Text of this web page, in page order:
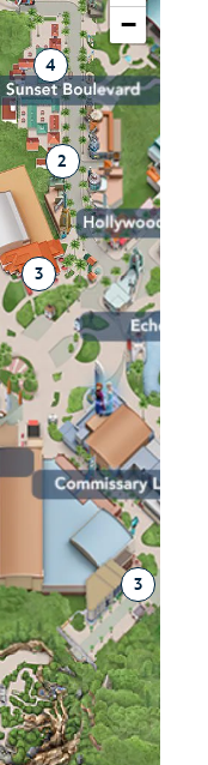
3
4
3
2
−